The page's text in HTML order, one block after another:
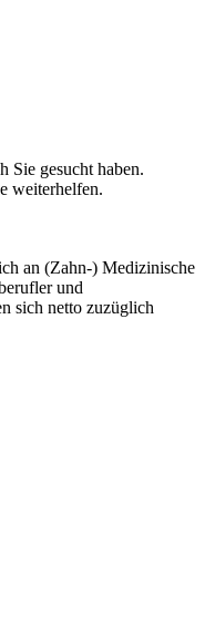
Sie gesucht haben.
weiterhelfen.
an (Zahn-) Medizinische
und
sich netto zuzüglich